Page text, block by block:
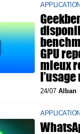
GPU
mieux
24/07Alban